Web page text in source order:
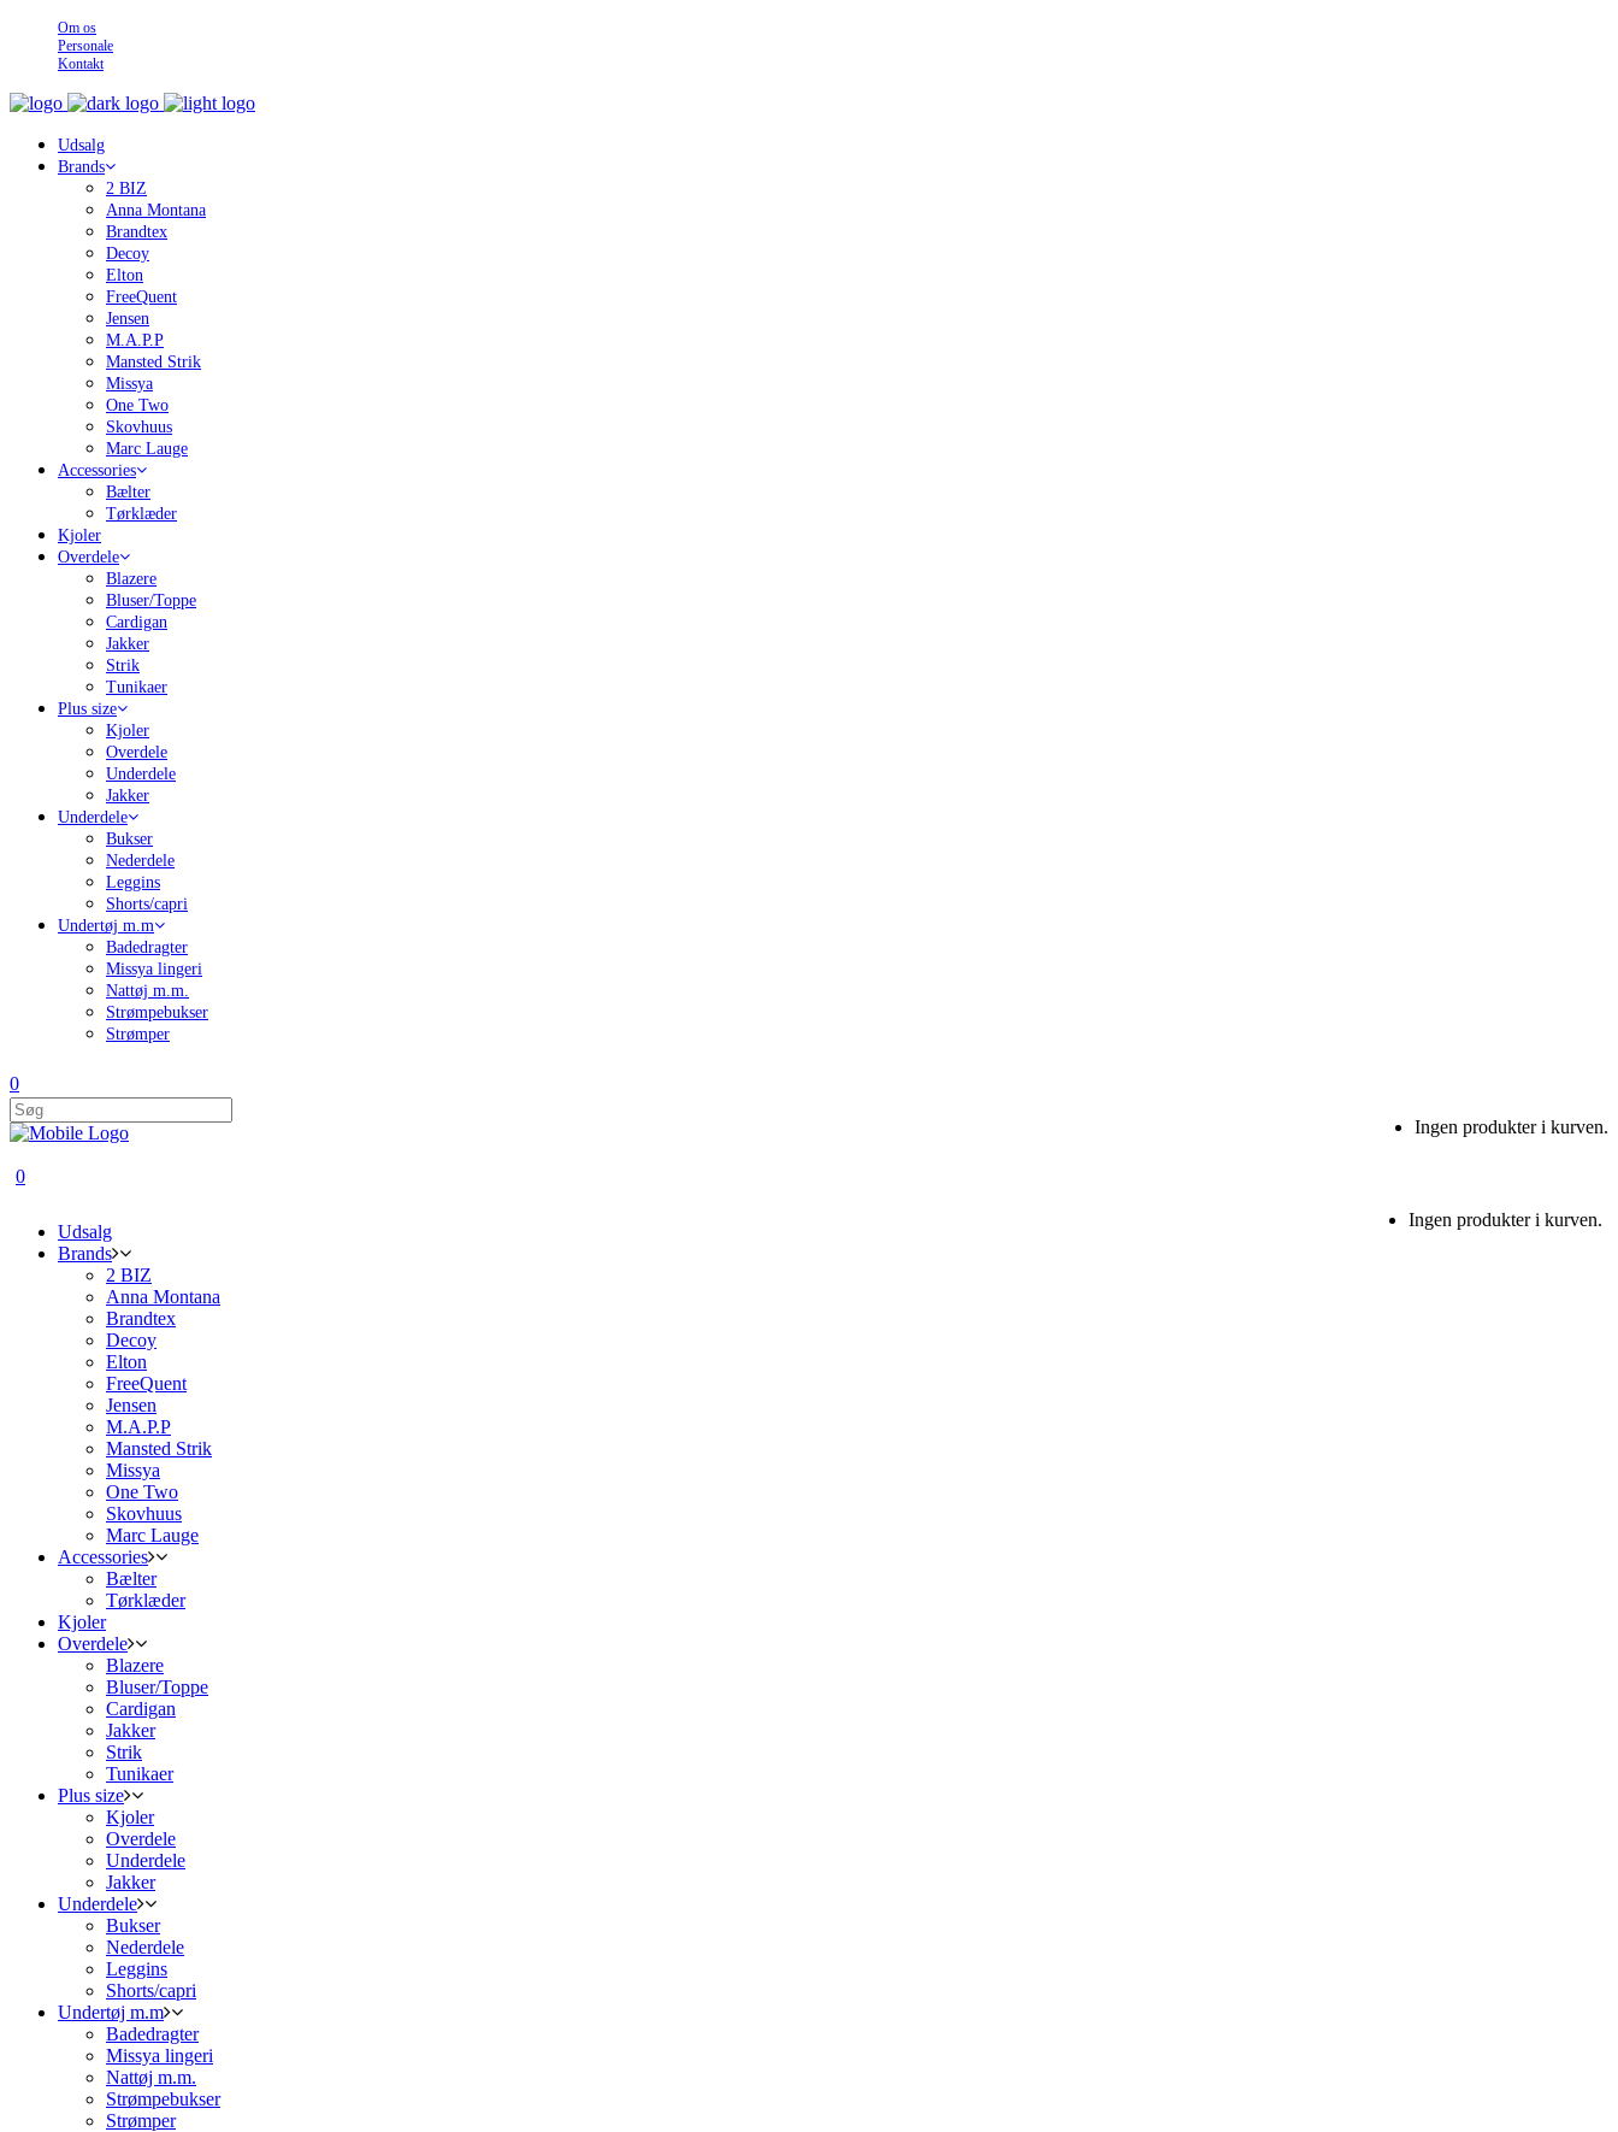
Om os
Personale
Kontakt
Udsalg
Brands
2 BIZ
Anna Montana
Brandtex
Decoy
Elton
FreeQuent
Jensen
M.A.P.P
Mansted Strik
Missya
One Two
Skovhuus
Marc Lauge
Accessories
Bælter
Tørklæder
Kjoler
Overdele
Blazere
Bluser/Toppe
Cardigan
Jakker
Strik
Tunikaer
Plus size
Kjoler
Overdele
Underdele
Jakker
Underdele
Bukser
Nederdele
Leggins
Shorts/capri
Undertøj m.m
Badedragter
Missya lingeri
Nattøj m.m.
Strømpebukser
Strømper
0
Ingen produkter i kurven.
0
Ingen produkter i kurven.
Udsalg
Brands
2 BIZ
Anna Montana
Brandtex
Decoy
Elton
FreeQuent
Jensen
M.A.P.P
Mansted Strik
Missya
One Two
Skovhuus
Marc Lauge
Accessories
Bælter
Tørklæder
Kjoler
Overdele
Blazere
Bluser/Toppe
Cardigan
Jakker
Strik
Tunikaer
Plus size
Kjoler
Overdele
Underdele
Jakker
Underdele
Bukser
Nederdele
Leggins
Shorts/capri
Undertøj m.m
Badedragter
Missya lingeri
Nattøj m.m.
Strømpebukser
Strømper